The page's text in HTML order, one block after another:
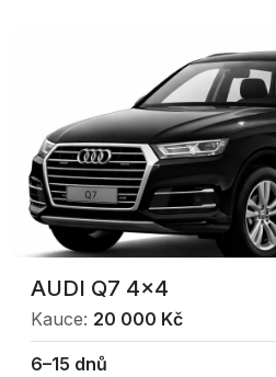
AUDI Q7 4×4
Kauce: 20 000 Kč
6–15 dnů